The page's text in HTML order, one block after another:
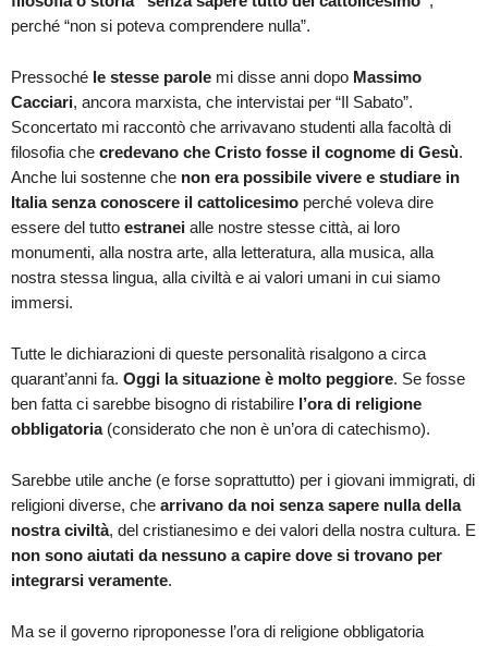
perché “non si poteva comprendere nulla”.
Pressoché le stesse parole mi disse anni dopo Massimo
Cacciari, ancora marxista, che intervistai per “Il Sabato”.
Sconcertato mi raccontò che arrivavano studenti alla facoltà di
filosofia che credevano che Cristo fosse il cognome di Gesù.
Anche lui sostenne che non era possibile vivere e studiare in
Italia senza conoscere il cattolicesimo perché voleva dire
essere del tutto estranei alle nostre stesse città, ai loro
monumenti, alla nostra arte, alla letteratura, alla musica, alla
nostra stessa lingua, alla civiltà e ai valori umani in cui siamo
immersi.
Tutte le dichiarazioni di queste personalità risalgono a circa
quarant’anni fa. Oggi la situazione è molto peggiore. Se fosse
ben fatta ci sarebbe bisogno di ristabilire l’ora di religione
obbligatoria(considerato che non è un’ora di catechismo).
Sarebbe utile anche (e forse soprattutto) per i giovani immigrati, di
religioni diverse, che arrivano da noi senza sapere nulla della
nostra civiltà, del cristianesimo e dei valori della nostra cultura. E
non sono aiutati da nessuno a capire dove si trovano per
integrarsi veramente.
Ma se il governo riproponesse l’ora di religione obbligatoria